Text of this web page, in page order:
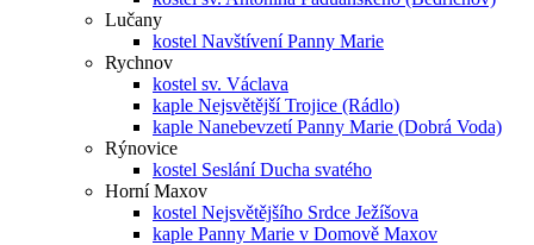
Lučany
kostel Navštívení Panny Marie
Rychnov
kostel sv. Václava
kaple Nejsvětější Trojice (Rádlo)
kaple Nanebevzetí Panny Marie (Dobrá Voda)
Rýnovice
kostel Seslání Ducha svatého
Horní Maxov
kostel Nejsvětějšího Srdce Ježíšova
kaple Panny Marie v Domově Maxov